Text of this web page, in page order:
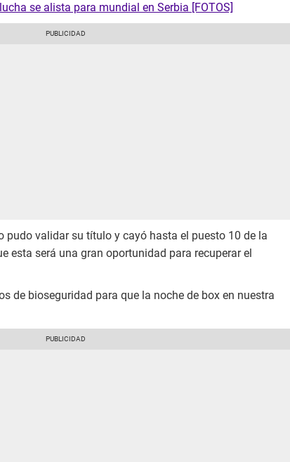
se alista para mundial en Serbia [FOTOS]
pudo validar su título y cayó hasta el puesto 10 de la
esta será una gran oportunidad para recuperar el
de bioseguridad para que la noche de box en nuestra